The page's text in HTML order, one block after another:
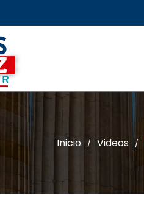
Inicio / Videos /